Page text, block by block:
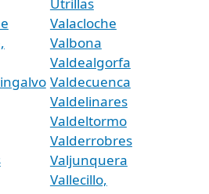
Valacloche
Valbona
Valdealgorfa
Valdecuenca
Valdelinares
Valdeltormo
Valderrobres
Valjunquera
Vallecillo,